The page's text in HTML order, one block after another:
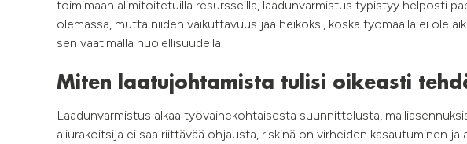
toimimaan alimitoitetuilla resursseilla, laadunvarmistus typistyy helposti
olemassa, mutta niiden vaikuttavuus jää heikoksi, koska työmaalla ei ole
sen vaatimalla huolellisuudella.
Miten laatujohtamista tulisi oikeasti
Laadunvarmistus alkaa työvaihekohtaisesta suunnittelusta,
aliurakoitsija ei saa riittävää ohjausta, riskinä on virheiden kasautuminen ja